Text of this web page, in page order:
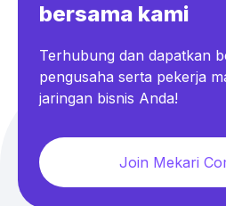
bersama kami
Terhubung dan dapatkan
pengusaha serta pekerja
jaringan bisnis Anda!
Join Mekari